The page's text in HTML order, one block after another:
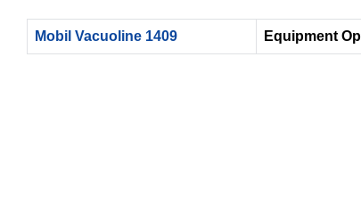
Mobil Vacuoline 1409 Equipment